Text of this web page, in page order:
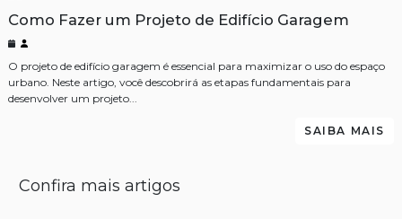
Como Fazer um Projeto de Edifício Garagem
O projeto de edifício garagem é essencial para maximizar o uso do espaço
urbano. Neste artigo, você descobrirá as etapas fundamentais para
desenvolver um projeto...
SAIBA MAIS
Confira mais artigos